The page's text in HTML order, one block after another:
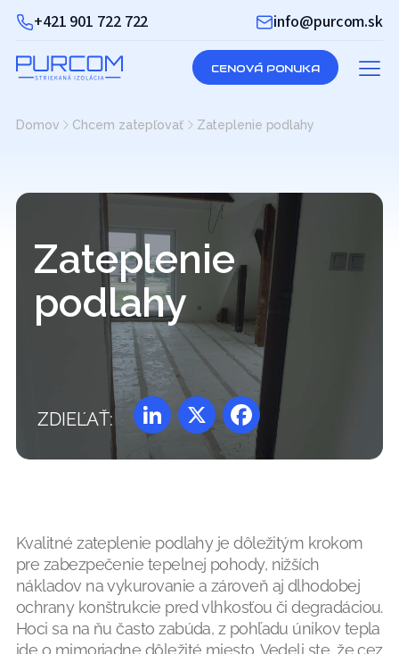
+421 901 722 722 info@purcom.sk
CENOVÁ PONUKA
Domov Chcem zatepľovať Zateplenie podlahy
Zateplenie
podlahy
Facebook
X
LinkedIn
ZDIEĽAŤ:
Kvalitné zateplenie podlahy je dôležitým krokom
pre zabezpečenie tepelnej pohody, nižších
nákladov na vykurovanie a zároveň aj dlhodobej
ochrany konštrukcie pred vlhkosťou či degradáciou.
Hoci sa na ňu často zabúda, z pohľadu únikov tepla
ide o mimoriadne dôležité miesto. Vedeli ste, že cez